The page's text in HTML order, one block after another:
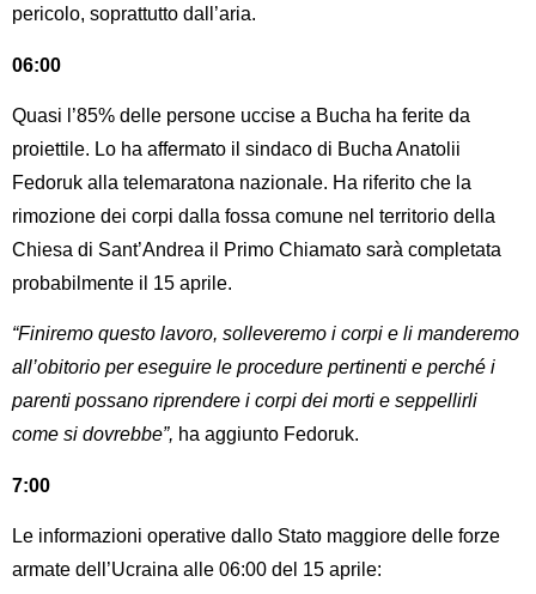
pericolo, soprattutto dall’aria.
06:00
Quasi l’85% delle persone uccise a Bucha ha ferite da
proiettile. Lo ha affermato il sindaco di Bucha Anatolii
Fedoruk alla telemaratona nazionale. Ha riferito che la
rimozione dei corpi dalla fossa comune nel territorio della
Chiesa di Sant’Andrea il Primo Chiamato sarà completata
probabilmente il 15 aprile.
“Finiremo questo lavoro, solleveremo i corpi e li manderemo
all’obitorio per eseguire le procedure pertinenti e perché i
parenti possano riprendere i corpi dei morti e seppellirli
come si dovrebbe”, ha aggiunto Fedoruk.
7:00
Le informazioni operative dallo Stato maggiore delle forze
armate dell’Ucraina alle 06:00 del 15 aprile: